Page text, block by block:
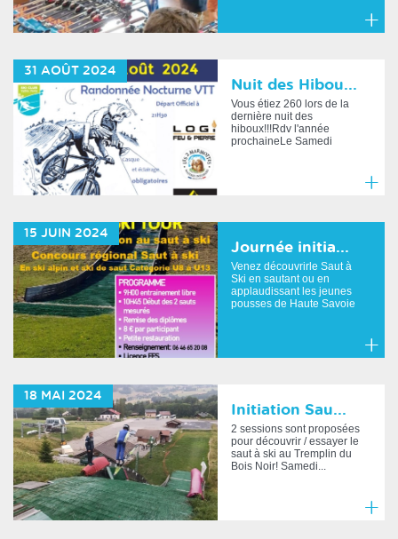
31 AOÛT 2024
Nuit des Hibou...
Vous étiez 260 lors de la
dernière nuit des
hiboux!!!Rdv l'année
prochaineLe Samedi
savoir
15 JUIN 2024
Journée initia...
Venez découvrirle Saut à
Ski en sautant ou en
applaudissant les jeunes
pousses de Haute Savoie
18 MAI 2024
Initiation Sau...
2 sessions sont proposées
pour découvrir / essayer le
saut à ski au Tremplin du
Bois Noir! Samedi...